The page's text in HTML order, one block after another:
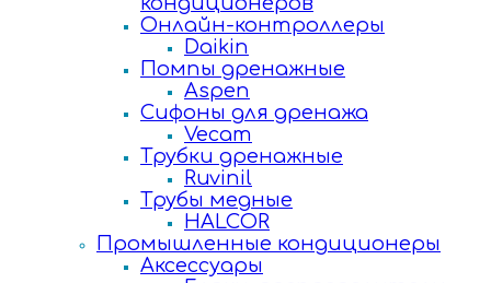
Онлайн-контроллеры
Daikin
Помпы дренажные
Aspen
Сифоны для дренажа
Vecam
Трубки дренажные
Ruvinil
Трубы медные
HALCOR
Промышленные кондиционеры
Аксессуары